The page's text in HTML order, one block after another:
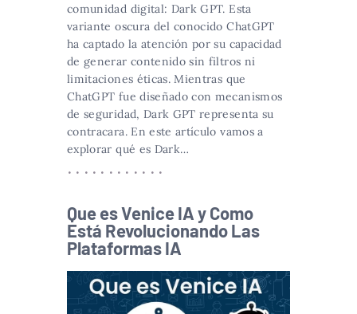
comunidad digital: Dark GPT. Esta
variante oscura del conocido ChatGPT
ha captado la atención por su capacidad
de generar contenido sin filtros ni
limitaciones éticas. Mientras que
ChatGPT fue diseñado con mecanismos
de seguridad, Dark GPT representa su
contracara. En este artículo vamos a
explorar qué es Dark…
Que es Venice IA y Como
Está Revolucionando Las
Plataformas IA